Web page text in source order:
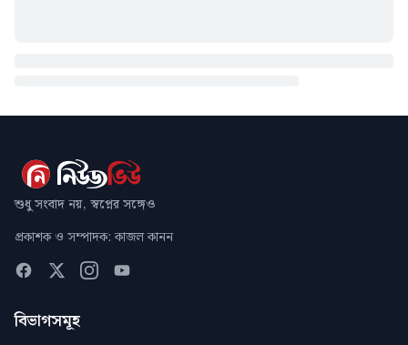
শুধু সংবাদ নয়, স্বপ্নের সঙ্গেও
প্রকাশক ও সম্পাদক: কাজল কানন
বিভাগসমূহ